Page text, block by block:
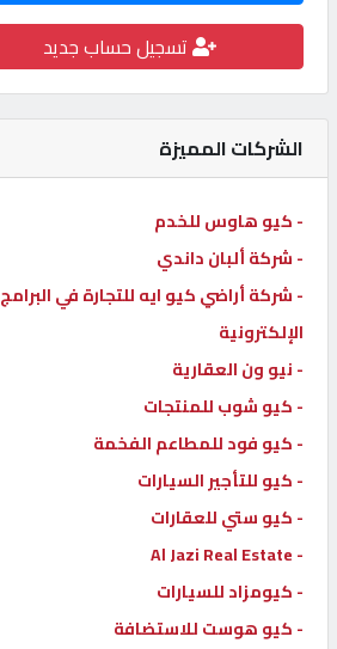
شركات
مميزة
إبحث
إتصل
بنا
إعلانات
المنتدى
كيو
مزاد
تسجيل حساب جديد
الشركات المميزة
- كيو هاوس للخدم
- شركة ألبان داندي
- شركة أراضي كيو ايه للتجارة في البرامج
الإلكترونية
- نيو ون العقارية
- كيو شوب للمنتجات
- كيو فود للمطاعم الفخمة
- كيو للتأجير السيارات
- كيو ستي للعقارات
- Al Jazi Real Estate
- كيومزاد للسيارات
- كيو هوست للاستضافة